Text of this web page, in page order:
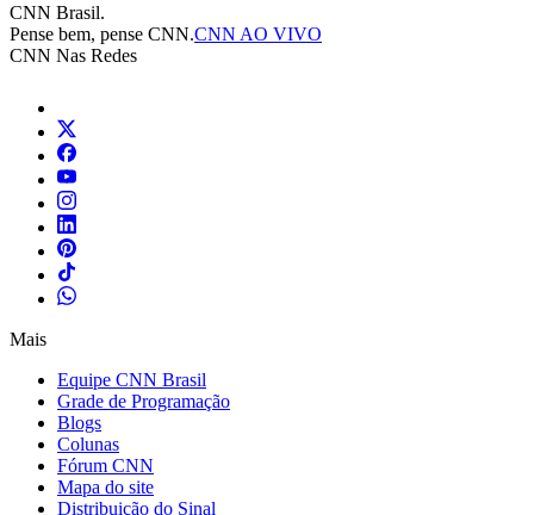
CNN Brasil.
Pense bem, pense CNN.CNN AO VIVO
CNN Nas Redes
Mais
Equipe CNN Brasil
Grade de Programação
Blogs
Colunas
Fórum CNN
Mapa do site
Distribuição do Sinal